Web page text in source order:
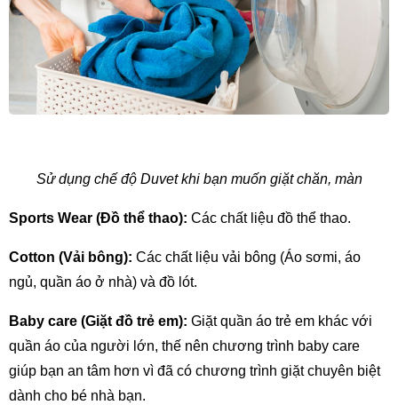
Sử dụng chế độ Duvet khi bạn muốn giặt chăn, màn
Sports Wear (Đồ thể thao): Các chất liệu đồ thể thao.
Cotton (Vải bông): Các chất liệu vải bông (Áo sơmi, áo
ngủ, quần áo ở nhà) và đồ lót.
Baby care (Giặt đồ trẻ em): Giặt quần áo trẻ em khác với
quần áo của người lớn, thế nên chương trình baby care
giúp bạn an tâm hơn vì đã có chương trình giặt chuyên biệt
dành cho bé nhà bạn.